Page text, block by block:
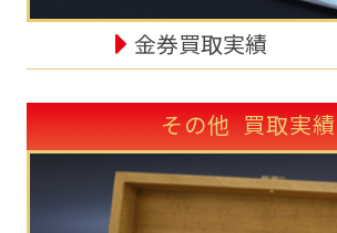
金券買取実績
その他 買取実績